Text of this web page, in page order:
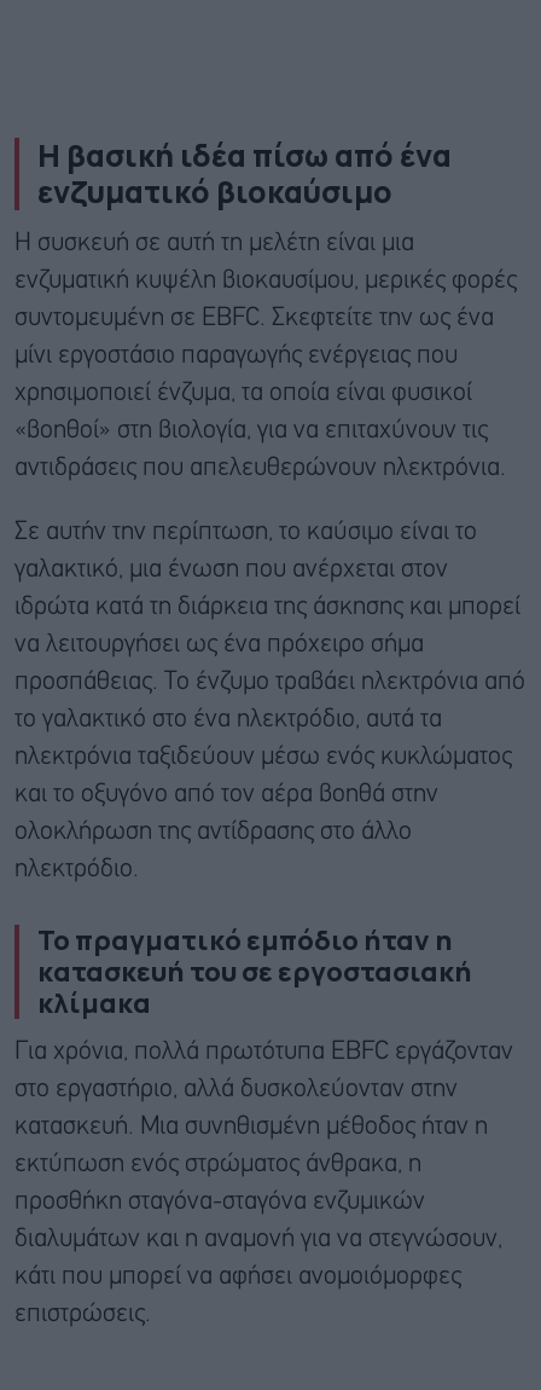
Η βασική ιδέα πίσω από ένα
ενζυματικό βιοκαύσιμο
Η συσκευή σε αυτή τη μελέτη είναι μια
ενζυματική κυψέλη βιοκαυσίμου, μερικές φορές
συντομευμένη σε EBFC. Σκεφτείτε την ως ένα
μίνι εργοστάσιο παραγωγής ενέργειας που
χρησιμοποιεί ένζυμα, τα οποία είναι φυσικοί
«βοηθοί» στη βιολογία, για να επιταχύνουν τις
αντιδράσεις που απελευθερώνουν ηλεκτρόνια.
Σε αυτήν την περίπτωση, το καύσιμο είναι το
γαλακτικό, μια ένωση που ανέρχεται στον
ιδρώτα κατά τη διάρκεια της άσκησης και μπορεί
να λειτουργήσει ως ένα πρόχειρο σήμα
προσπάθειας. Το ένζυμο τραβάει ηλεκτρόνια από
το γαλακτικό στο ένα ηλεκτρόδιο, αυτά τα
ηλεκτρόνια ταξιδεύουν μέσω ενός κυκλώματος
και το οξυγόνο από τον αέρα βοηθά στην
ολοκλήρωση της αντίδρασης στο άλλο
ηλεκτρόδιο.
Το πραγματικό εμπόδιο ήταν η
κατασκευή του σε εργοστασιακή
κλίμακα
Για χρόνια, πολλά πρωτότυπα EBFC εργάζονταν
στο εργαστήριο, αλλά δυσκολεύονταν στην
κατασκευή. Μια συνηθισμένη μέθοδος ήταν η
εκτύπωση ενός στρώματος άνθρακα, η
προσθήκη σταγόνα-σταγόνα ενζυμικών
διαλυμάτων και η αναμονή για να στεγνώσουν,
κάτι που μπορεί να αφήσει ανομοιόμορφες
επιστρώσεις.